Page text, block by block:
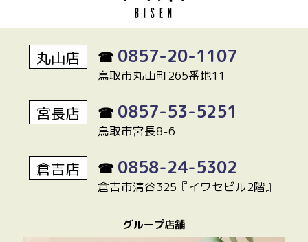
丸山店 ☎ 0857-20-1107
鳥取市丸山町265番地11
宮長店 ☎ 0857-53-5251
鳥取市宮長8-6
倉吉店 ☎ 0858-24-5302
倉吉市清谷325『イワセビル2階』
グループ店舗